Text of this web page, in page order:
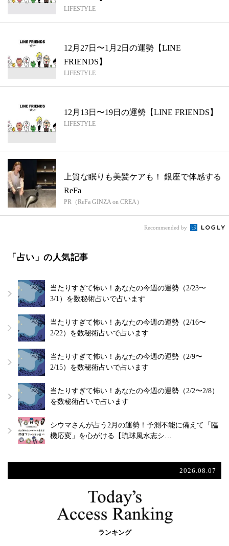
LIFESTYLE
12月27日〜1月2日の運勢【LINE
FRIENDS】
LIFESTYLE
12月13日〜19日の運勢【LINE FRIENDS】
LIFESTYLE
上質な眠りも美髪ケアも！ 銀座で体感する
ReFa
PR（ReFa GINZA on CREA）
Recommended by
「占い」の人気記事
当たりすぎて怖い！あなたの今週の運勢（2/23〜
3/1）を数秘術占いで占います
当たりすぎて怖い！あなたの今週の運勢（2/16〜
2/22）を数秘術占いで占います
当たりすぎて怖い！あなたの今週の運勢（2/9〜
2/15）を数秘術占いで占います
当たりすぎて怖い！あなたの今週の運勢（2/2〜2/8）
を数秘術占いで占います
シウマさんが占う2月の運勢！予測不能に備えて「臨
機応変」を心がける【琉球風水志シ…
2026.08.07
ランキング